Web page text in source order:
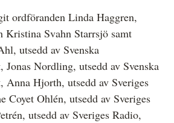
ordföranden Linda Haggren,
Kristina Svahn Starrsjö samt
utsedd av Svenska
Jonas Nordling, utsedd av Svenska
Anna Hjorth, utsedd av Sveriges
Coyet Ohlén, utsedd av Sveriges
utsedd av Sveriges Radio,